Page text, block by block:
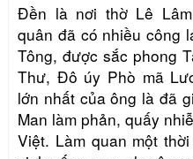
Đền là nơi thờ Lê
quân đã có nhiều công
Tông, được sắc phong
Thư, Đô úy Phò mã
lớn nhất của ông là đã
Man làm phản, quấy
Việt. Làm quan một